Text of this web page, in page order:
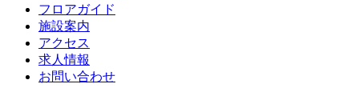
フロアガイド
施設案内
アクセス
求人情報
お問い合わせ